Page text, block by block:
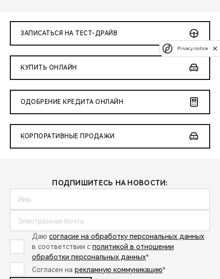
ЗАПИСАТЬСЯ НА ТЕСТ-ДРАЙВ
КУПИТЬ ОНЛАЙН
ОДОБРЕНИЕ КРЕДИТА ОНЛАЙН
КОРПОРАТИВНЫЕ ПРОДАЖИ
ПОДПИШИТЕСЬ НА НОВОСТИ:
Даю согласие на обработку персональных данных
в соответствии с политикой в отношении
обработки персональных данных*
Согласен на рекламную коммуникацию*
Privacy notice